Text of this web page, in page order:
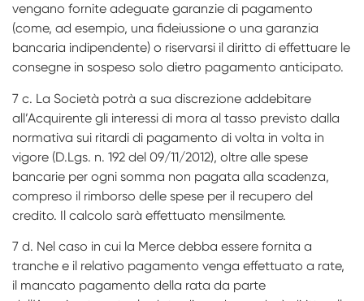
vengano fornite adeguate garanzie di pagamento
(come, ad esempio, una fideiussione o una garanzia
bancaria indipendente) o riservarsi il diritto di effettuare le
consegne in sospeso solo dietro pagamento anticipato.
7 c. La Società potrà a sua discrezione addebitare
all’Acquirente gli interessi di mora al tasso previsto dalla
normativa sui ritardi di pagamento di volta in volta in
vigore (D.Lgs. n. 192 del 09/11/2012), oltre alle spese
bancarie per ogni somma non pagata alla scadenza,
compreso il rimborso delle spese per il recupero del
credito. Il calcolo sarà effettuato mensilmente.
7 d. Nel caso in cui la Merce debba essere fornita a
tranche e il relativo pagamento venga effettuato a rate,
il mancato pagamento della rata da parte